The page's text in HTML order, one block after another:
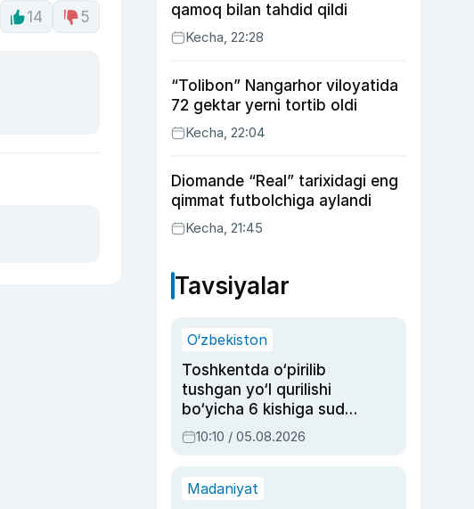
14 5
qamoq bilan tahdid qildi
Kecha, 22:28
“Tolibon” Nangarhor viloyatida
72 gektar yerni tortib oldi
Kecha, 22:04
Diomande “Real” tarixidagi eng
qimmat futbolchiga aylandi
Kecha, 21:45
Tavsiyalar
O‘zbekiston
Toshkentda o‘pirilib
tushgan yo‘l qurilishi
bo‘yicha 6 kishiga sud
hukmi o‘qildi
10:10 / 05.08.2026
Madaniyat